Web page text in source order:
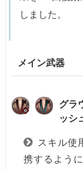
しました。
メイン武器
グラ
ッシ
スキル使
携するよう